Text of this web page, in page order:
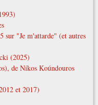
sur "Je m'attarde" (et autres
(2025)
de Níkos Koúndouros
et 2017)